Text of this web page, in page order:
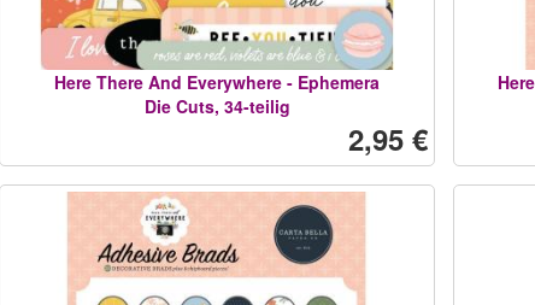
Here There And Everywhere - Ephemera
Die Cuts, 34-teilig
2,95 €